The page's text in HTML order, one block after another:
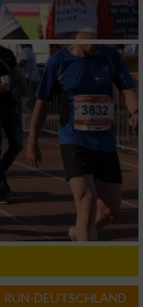
RUN-DEUTSCHLAND